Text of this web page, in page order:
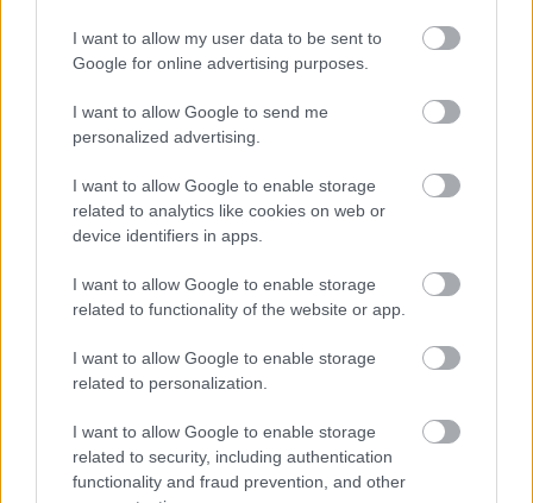
I want to allow my user data to be sent to
Google for online advertising purposes.
I want to allow Google to send me
personalized advertising.
I want to allow Google to enable storage
related to analytics like cookies on web or
device identifiers in apps.
I want to allow Google to enable storage
related to functionality of the website or app.
I want to allow Google to enable storage
related to personalization.
I want to allow Google to enable storage
related to security, including authentication
functionality and fraud prevention, and other
και πέστο lovage ή ζεστό ραγού από ασιατικό
Για όσους επιβάτες επιθυμούν να απολαύσουν ένα
και ανανά ή cheesecake σοκολάτας, συνοδευόμενο
από γλυκό πουράκι μαύρης σοκολάτας και
κομπόστα φράουλας.
Στην Πρώτη θέση, οι επιβάτες θα απολαύσουν
εξαιρετικές επιλογές των vegan γευμάτων της
Emirates, όπως κρεμώδες κέικ πολέντας με ραγού
μανιταριών και θυμάρι, και σοταρισμένο σπανάκι
περιχυμένο με πλούσιο χυμό λαχανικών. Τα κυρίως